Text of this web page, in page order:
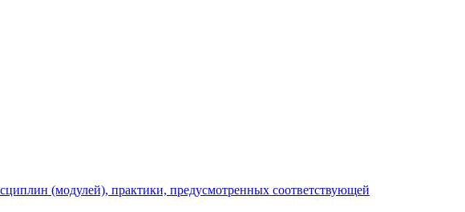
(модулей), практики, предусмотренных соответствующей